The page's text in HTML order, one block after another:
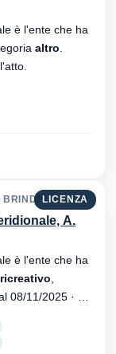
è l'ente che ha
altro
dell'atto.
LICENZA
72100
A.
è l'ente che ha